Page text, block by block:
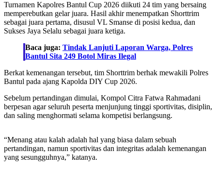
Turnamen Kapolres Bantul Cup 2026 diikuti 24 tim yang bersaing
memperebutkan gelar juara. Hasil akhir menempatkan Shorttrim
sebagai juara pertama, disusul VL Smanse di posisi kedua, dan
Sukses Jaya Selalu sebagai juara ketiga.
Baca juga: Tindak Lanjuti Laporan Warga, Polres
Bantul Sita 249 Botol Miras Ilegal
Berkat kemenangan tersebut, tim Shorttrim berhak mewakili Polres
Bantul pada ajang Kapolda DIY Cup 2026.
Sebelum pertandingan dimulai, Kompol Citra Fatwa Rahmadani
berpesan agar seluruh peserta menjunjung tinggi sportivitas, disiplin,
dan saling menghormati selama kompetisi berlangsung.
“Menang atau kalah adalah hal yang biasa dalam sebuah
pertandingan, namun sportivitas dan integritas adalah kemenangan
yang sesungguhnya,” katanya.